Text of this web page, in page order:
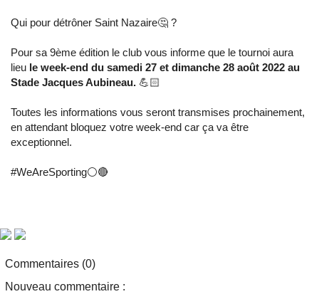
Qui pour détrôner Saint Nazaire🤔 ?
Pour sa 9ème édition le club vous informe que le tournoi aura
lieu le week-end du samedi 27 et dimanche 28 août 2022 au
Stade Jacques Aubineau. 💪🏻
Toutes les informations vous seront transmises prochainement,
en attendant bloquez votre week-end car ça va être
exceptionnel.
#WeAreSporting⚪️🔴
Commentaires (0)
Nouveau commentaire :